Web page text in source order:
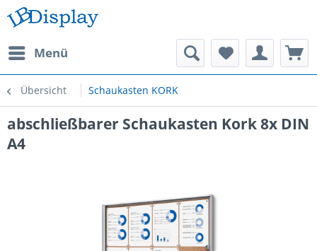
Menü
Übersicht Schaukasten KORK
abschließbarer Schaukasten Kork 8x DIN
A4